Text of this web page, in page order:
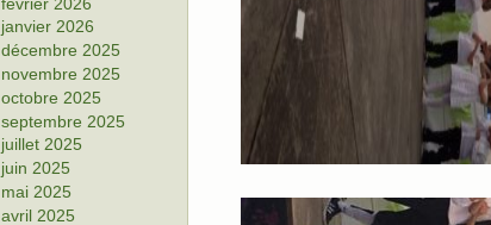
janvier 2026
décembre 2025
novembre 2025
octobre 2025
septembre 2025
juillet 2025
juin 2025
mai 2025
avril 2025